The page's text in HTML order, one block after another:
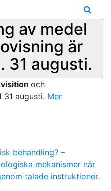
av medel
är
31 augusti.
och
31 augusti. Mer
behandling? –
mekanismer när
talade instruktioner.